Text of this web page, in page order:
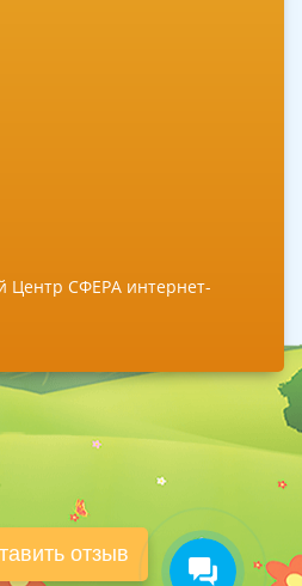
отзыв
Центр СФЕРА интернет-